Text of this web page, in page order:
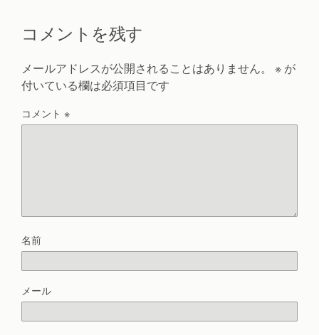
コメントを残す
メールアドレスが公開されることはありません。 ※ が
付いている欄は必須項目です
コメント ※
名前
メール